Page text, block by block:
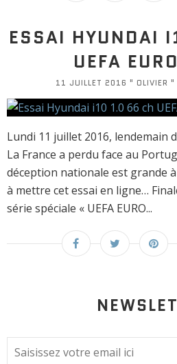
ESSAI HYUNDAI
UEFA
11 JUILLET 2016 " OLIVIER "
Lundi 11 juillet 2016, lendemain
La France a perdu face au
déception nationale est grande
à mettre cet essai en ligne…
série spéciale « UEFA EURO...